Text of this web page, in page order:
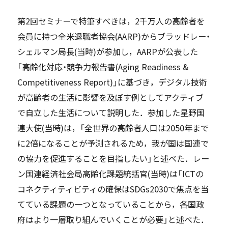
第2回セミナーで特筆すべきは，2千万人の高齢者を
会員に持つ全米退職者協会(AARP)からブラッドレー・
シェルマン局長(当時)が参加し，AARPが公表した
「高齢化対応・競争力報告書(Aging Readiness &
Competitiveness Report)」に基づき，デジタル技術
が高齢者の生活に影響を及ぼす例としてアクティブ
で自立した生活について説明した．参加した星野国
連大使(当時)は，「全世界の高齢者人口は2050年まで
に2倍になることが予測されるため，我が国は国連で
の協力を促進することを目指したい」と述べた．レー
ン国連経済社会局高齢化課題統括官(当時)は「ICTの
コネクティティビティの確保はSDGs2030で焦点を当
てている課題の一つとなっていることから，各国政
府はより一層取り組んでいくことが必要」と述べた．